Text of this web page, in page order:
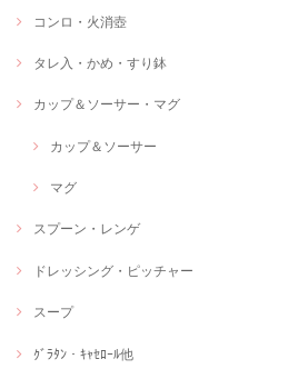
コンロ・火消壺
タレ入・かめ・すり鉢
カップ＆ソーサー・マグ
カップ＆ソーサー
マグ
スプーン・レンゲ
ドレッシング・ピッチャー
スープ
ｸﾞﾗﾀﾝ・ｷｬｾﾛｰﾙ他